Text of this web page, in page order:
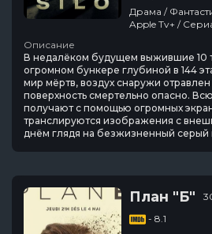
Драма /
Apple Tv+ /
Описание
В недалёком будущем выжившие 10
огромном бункере глубиной в 144
мир мёртв, воздух снаружи отравлен
поверхность смертельно опасно.
получают с помощью огромных
транслируются изображения с
днём глядя на безжизненный серый
План "Б"
- 8.1